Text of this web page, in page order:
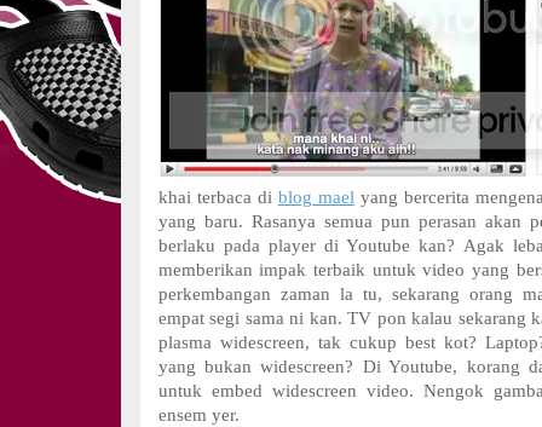
khai terbaca di blog maelyang bercerita
yang baru. Rasanya semua pun perasan akan
berlaku pada player di Youtube kan? Agak
memberikan impak terbaik untuk video yang
perkembangan zaman la tu, sekarang orang
empat segi sama ni kan. TV pon kalau sekarang
plasma widescreen, tak cukup best kot?
yang bukan widescreen? Di Youtube, korang
untuk embed widescreen video. Nengok
ensem yer.